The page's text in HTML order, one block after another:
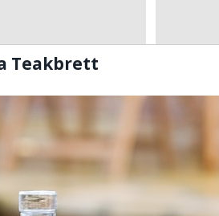
Teakbrett